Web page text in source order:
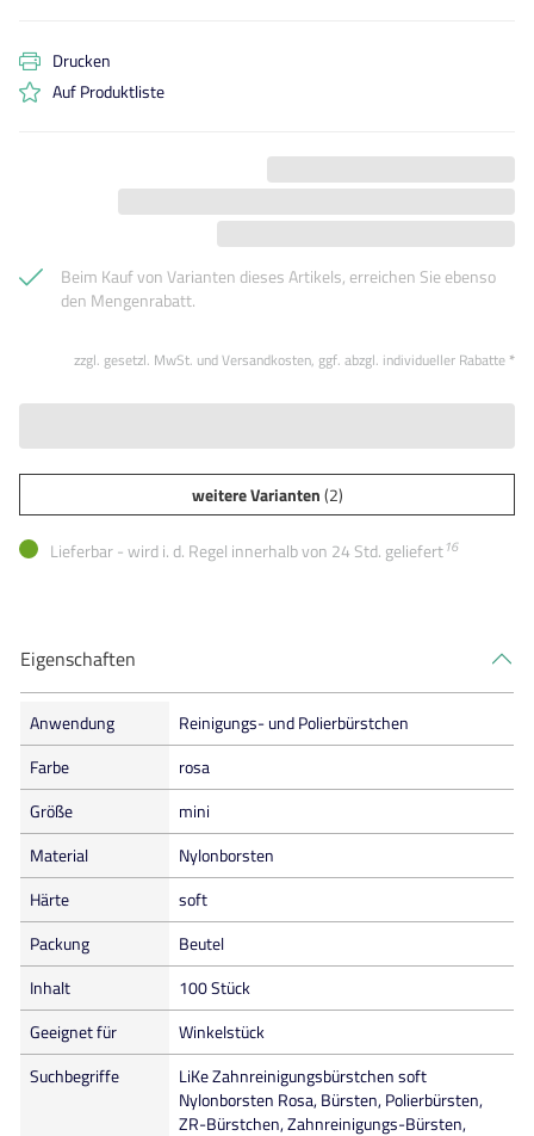
Beim Kauf von Varianten dieses Artikels, erreichen Sie ebenso
den Mengenrabatt.
Drucken
Auf Produktliste
zzgl. gesetzl. MwSt. und Versandkosten, ggf. abzgl. individueller Rabatte *
weitere Varianten(2)
Lieferbar - wird i. d. Regel innerhalb von 24 Std. geliefert16
Eigenschaften
Anwendung
Reinigungs- und Polierbürstchen
Farbe
rosa
Größe
mini
Material
Nylonborsten
Härte
soft
Packung
Beutel
Inhalt
100 Stück
Geeignet für
Winkelstück
Suchbegriffe
LiKe Zahnreinigungsbürstchen soft
Nylonborsten Rosa, Bürsten, Polierbürsten,
ZR-Bürstchen, Zahnreinigungs-Bürsten,